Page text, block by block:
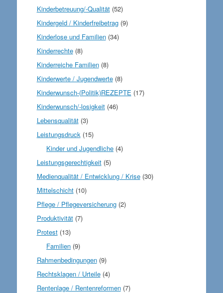
Kinderbetreuung/-Qualität(52)
Kindergeld / Kinderfreibetrag(9)
Kinderlose und Familien(34)
Kinderrechte(8)
Kinderreiche Familien(8)
Kinderwerte / Jugendwerte(8)
Kinderwunsch-(Politik)REZEPTE (17)
Kinderwunsch/-losigkeit(46)
Lebensqualität(3)
Leistungsdruck(15)
Kinder und Jugendliche (4)
Leistungsgerechtigkeit(5)
Medienqualität / Entwicklung / Krise(30)
Mittelschicht(10)
Pflege / Pflegeversicherung(2)
Produktivität(7)
Protest(13)
Familien (9)
Rahmenbedingungen(9)
Rechtsklagen / Urteile(4)
Rentenlage / Rentenreformen(7)